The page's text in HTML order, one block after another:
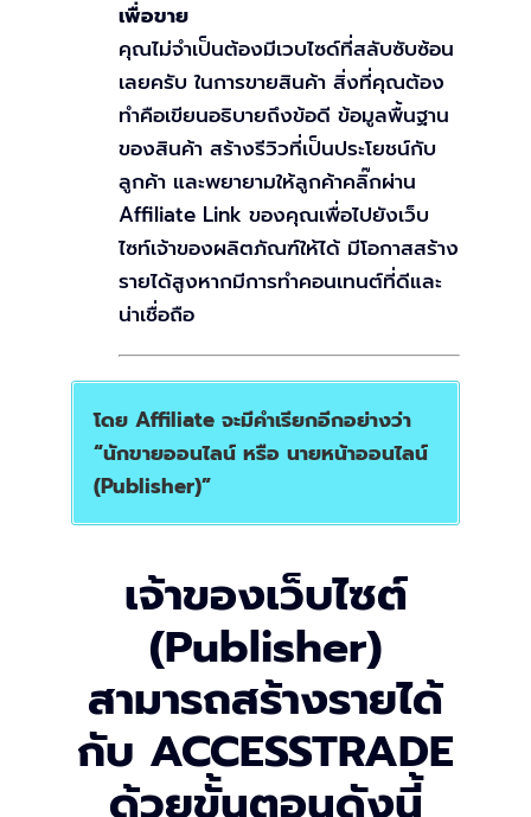
เพื่อขาย
คุณไม่จำเป็นต้องมีเวบไซด์ที่สลับซับซ้อน
เลยครับ ในการขายสินค้า สิ่งที่คุณต้อง
ทำคือเขียนอธิบายถึงข้อดี ข้อมูลพื้นฐาน
ของสินค้า สร้างรีวิวที่เป็นประโยชน์กับ
ลูกค้า และพยายามให้ลูกค้าคลิ๊กผ่าน
Affiliate Link ของคุณเพื่อไปยังเว็บ
ไซท์เจ้าของผลิตภัณฑ์ให้ได้ มีโอกาสสร้าง
รายได้สูงหากมีการทำคอนเทนต์ที่ดีและ
น่าเชื่อถือ
โดย Affiliate จะมีคำเรียกอีกอย่างว่า
“นักขายออนไลน์ หรือ นายหน้าออนไลน์
(Publisher)”
เจ้าของเว็บไซต์
(Publisher)
สามารถสร้างรายได้
กับ ACCESSTRADE